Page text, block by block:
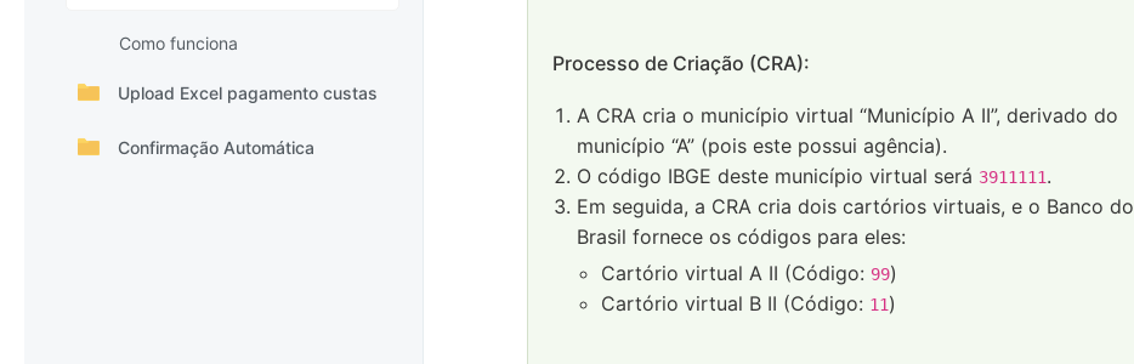
Como funciona
Upload Excel pagamento custas
Confirmação Automática
Processo de Criação (CRA):
A CRA cria o município virtual “Município A II”, derivado do
município “A” (pois este possui agência).
O código IBGE deste município virtual será 3911111.
Em seguida, a CRA cria dois cartórios virtuais, e o Banco do
Brasil fornece os códigos para eles:
Cartório virtual A II (Código: 99)
Cartório virtual B II (Código: 11)